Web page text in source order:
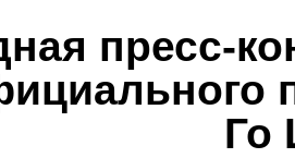
пресс-
Го